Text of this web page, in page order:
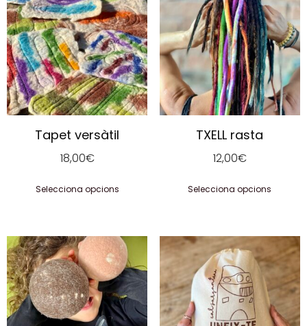
Tapet versàtil
18,00€
Selecciona opcions
TXELL rasta
12,00€
Selecciona opcions